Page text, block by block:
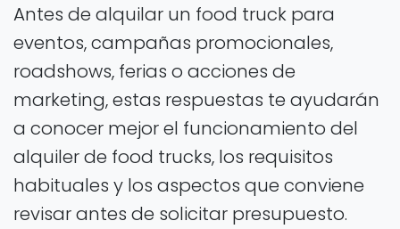
Antes de alquilar un food truck para
eventos, campañas promocionales,
roadshows, ferias o acciones de
marketing, estas respuestas te ayudarán
a conocer mejor el funcionamiento del
alquiler de food trucks, los requisitos
habituales y los aspectos que conviene
revisar antes de solicitar presupuesto.